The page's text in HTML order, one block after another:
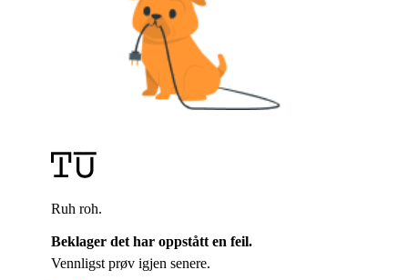
Ruh roh.
Beklager det har oppstått en feil.
Vennligst prøv igjen senere.